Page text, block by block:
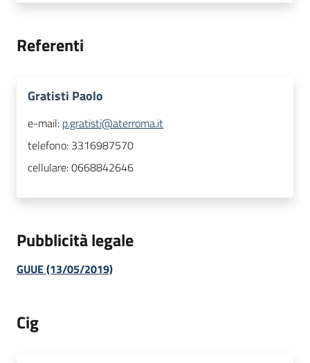
Referenti
Gratisti Paolo
e-mail: p.gratisti@aterroma.it
telefono: 3316987570
cellulare:0668842646
Pubblicità legale
GUUE (13/05/2019)
Cig